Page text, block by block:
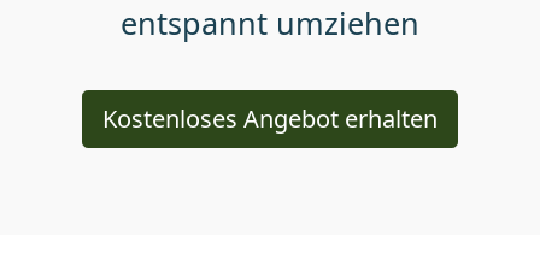
entspannt umziehen
Kostenloses Angebot erhalten